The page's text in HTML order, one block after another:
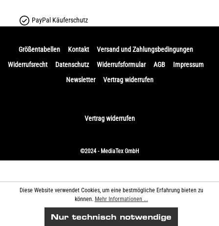
PayPal Käuferschutz
Größentabellen Kontakt
Versand und Zahlungsbedingungen
Widerrufsrecht
Datenschutz Widerrufsformular AGB
Impressum
Newsletter
Vertrag widerrufen
Vertrag widerrufen
©2024 - MediaTex GmbH
Diese Website verwendet Cookies, um eine bestmögliche Erfahrung bieten zu
können. Mehr Informationen ...
Nur technisch notwendige